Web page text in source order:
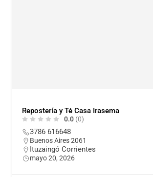
Repostería y Té Casa Irasema
0.0 (0)
3786 616648
Buenos Aires 2061
Ituzaingó Corrientes
mayo 20, 2026